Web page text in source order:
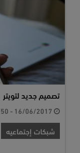
تصميم جديد لتويتر
شبكات إجتماعيه